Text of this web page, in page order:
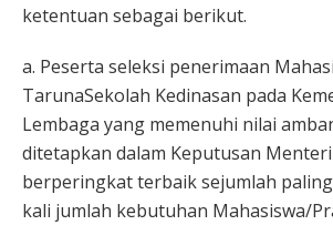
ketentuan sebagai berikut.
a. Peserta seleksi penerimaan
TarunaSekolah Kedinasan pada
Lembaga yang memenuhi nilai
ditetapkan dalam Keputusan
berperingkat terbaik sejumlah
kali jumlah kebutuhan Mahasiswa/